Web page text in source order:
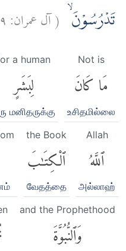
تَدْرُسُوْنَ ۙ (آل عمران:
Not is
مَا كَانَ
உசிதமில்லை
a human
لِبَشَرٍ
மனிதருக்கு
Allah
ٱللَّهُ
அல்லாஹ்
the Book
ٱلْكِتَٰبَ
வேதத்தை
and the Prophethood
وَٱلنُّبُوَّةَ